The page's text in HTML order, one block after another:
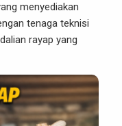
menyediakan
tenaga teknisi
rayap yang